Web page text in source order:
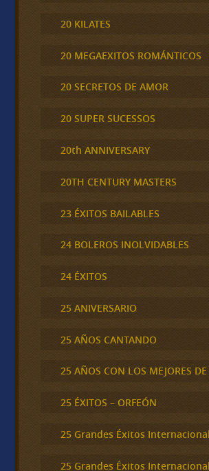
20 KILATES
20 MEGAEXITOS ROMÁNTICOS
20 SECRETOS DE AMOR
20 SUPER SUCESSOS
20th ANNIVERSARY
20TH CENTURY MASTERS
23 ÉXITOS BAILABLES
24 BOLEROS INOLVIDABLES
24 ÉXITOS
25 ANIVERSARIO
25 AÑOS CANTANDO
25 AÑOS CON LOS MEJORES
25 ÉXITOS – ORFEÓN
25 Grandes Éxitos
25 Grandes Éxitos